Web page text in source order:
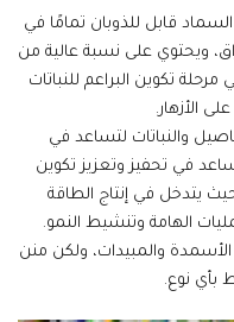
قابل للذوبان تمامًا في
ويحتوي على نسبة عالية من
تكوين البراعم للنباتات
الأزهار.
والنباتات لتساعد في
في تحفيز وتعزيز تكوين
حيث يتدخل في إنتاج الطاقة
الهامة وتنشيط النمو.
والمبيدات، ولكن منن
بأي نوع.